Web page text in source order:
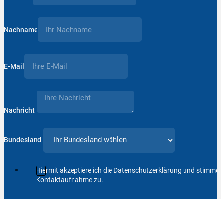
Nachname
E-Mail
Nachricht
Bundesland
Hiermit akzeptiere ich die Datenschutzerklärung und
Kontaktaufnahme zu.